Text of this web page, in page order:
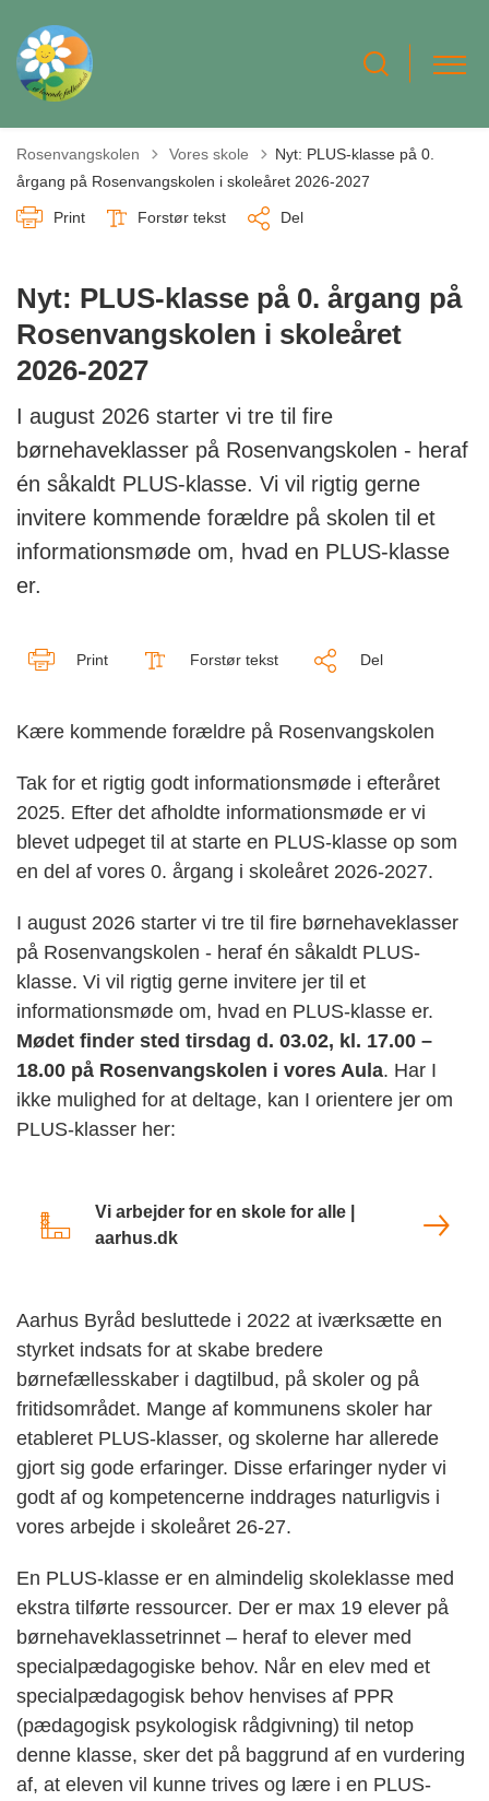
Rosenvangskolen Tilbage til
Vores skole
Nyt: PLUS-klasse på 0.
årgang på Rosenvangskolen i skoleåret 2026-2027
Print Forstør tekst Del
Nyt: PLUS-klasse på 0. årgang på
Rosenvangskolen i skoleåret
2026-2027
I august 2026 starter vi tre til fire
børnehaveklasser på Rosenvangskolen - heraf
én såkaldt PLUS-klasse. Vi vil rigtig gerne
invitere kommende forældre på skolen til et
informationsmøde om, hvad en PLUS-klasse
er.
Print Forstør tekst Del
Kære kommende forældre på Rosenvangskolen
Tak for et rigtig godt informationsmøde i efteråret
2025. Efter det afholdte informationsmøde er vi
blevet udpeget til at starte en PLUS-klasse op som
en del af vores 0. årgang i skoleåret 2026-2027.
I august 2026 starter vi tre til fire børnehaveklasser
på Rosenvangskolen - heraf én såkaldt PLUS-
klasse. Vi vil rigtig gerne invitere jer til et
informationsmøde om, hvad en PLUS-klasse er.
Mødet finder sted tirsdag d. 03.02, kl. 17.00 –
18.00 på Rosenvangskolen i vores Aula. Har I
ikke mulighed for at deltage, kan I orientere jer om
PLUS-klasser her:
Vi arbejder for en skole for alle |
aarhus.dk
Aarhus Byråd besluttede i 2022 at iværksætte en
styrket indsats for at skabe bredere
børnefællesskaber i dagtilbud, på skoler og på
fritidsområdet. Mange af kommunens skoler har
etableret PLUS-klasser, og skolerne har allerede
gjort sig gode erfaringer. Disse erfaringer nyder vi
godt af og kompetencerne inddrages naturligvis i
vores arbejde i skoleåret 26-27.
En PLUS-klasse er en almindelig skoleklasse med
ekstra tilførte ressourcer. Der er max 19 elever på
børnehaveklassetrinnet – heraf to elever med
specialpædagogiske behov. Når en elev med et
specialpædagogisk behov henvises af PPR
(pædagogisk psykologisk rådgivning) til netop
denne klasse, sker det på baggrund af en vurdering
af, at eleven vil kunne trives og lære i en PLUS-